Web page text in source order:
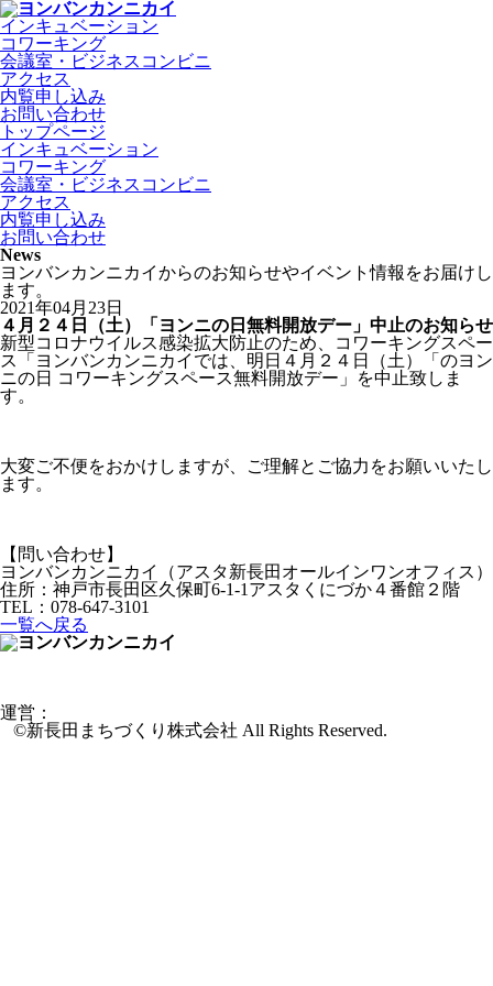
インキュベーション
コワーキング
会議室・ビジネスコンビニ
アクセス
内覧申し込み
お問い合わせ
トップページ
インキュベーション
コワーキング
会議室・ビジネスコンビニ
アクセス
内覧申し込み
お問い合わせ
News
ヨンバンカンニカイからのお知らせやイベント情報をお届けし
ます。
2021年04月23日
４月２４日（土）「ヨンニの日無料開放デー」中止のお知らせ
新型コロナウイルス感染拡大防止のため、コワーキングスペー
ス「ヨンバンカンニカイでは、明日４月２４日（土）「のヨン
ニの日 コワーキングスペース無料開放デー」を中止致しま
す。
大変ご不便をおかけしますが、ご理解とご協力をお願いいたし
ます。
【問い合わせ】
ヨンバンカンニカイ（アスタ新長田オールインワンオフィス）
住所：神戸市長田区久保町6-1-1アスタくにづか４番館２階
TEL：078-647-3101
一覧へ戻る
運営：
©新長田まちづくり株式会社 All Rights Reserved.